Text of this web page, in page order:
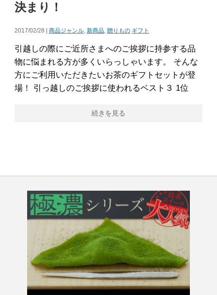
決まり！
2017/02/28 | 商品ジャンル, 新商品, 贈りもの ギフト
引越しの際にご近所さまへのご挨拶に持参する品
物に悩まれる方が多くいらっしゃいます。 そんな
方にご利用いただきたいお茶のギフトセットが登
場！ 引っ越しのご挨拶に使われるベスト３ 1位
続きを見る